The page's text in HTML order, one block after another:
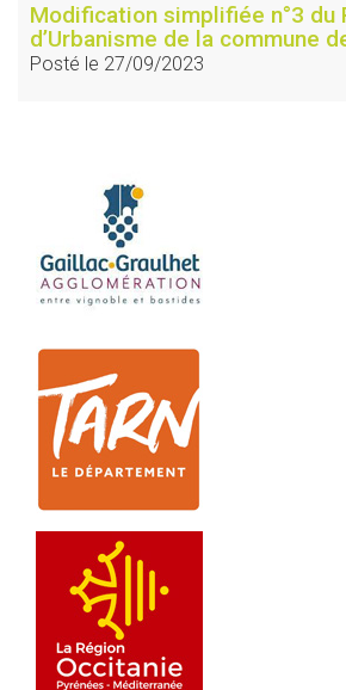
Modification simplifiée n°3 du
d’Urbanisme de la commune
Posté le 27/09/2023